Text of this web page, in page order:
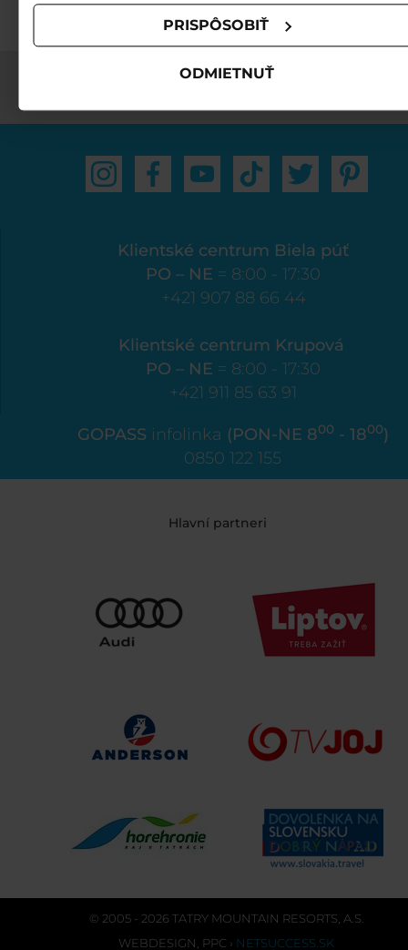
PRISPÔSOBIŤ
ODMIETNUŤ
Klientské centrum Biela púť
PO – NE = 8:00 - 17:30
+421 907 88 66 44
Klientské centrum Krupová
PO – NE = 8:00 - 17:30
+421 911 85 63 91
GOPASS infolinka (PON-NE 800 - 1800)
0850 122 155
Hlavní partneri
© 2005 - 2026 TATRY MOUNTAIN RESORTS, A.S.
WEBDESIGN PPC › NETSUCCESS.SK